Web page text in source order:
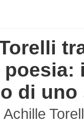
poesia:
di uno